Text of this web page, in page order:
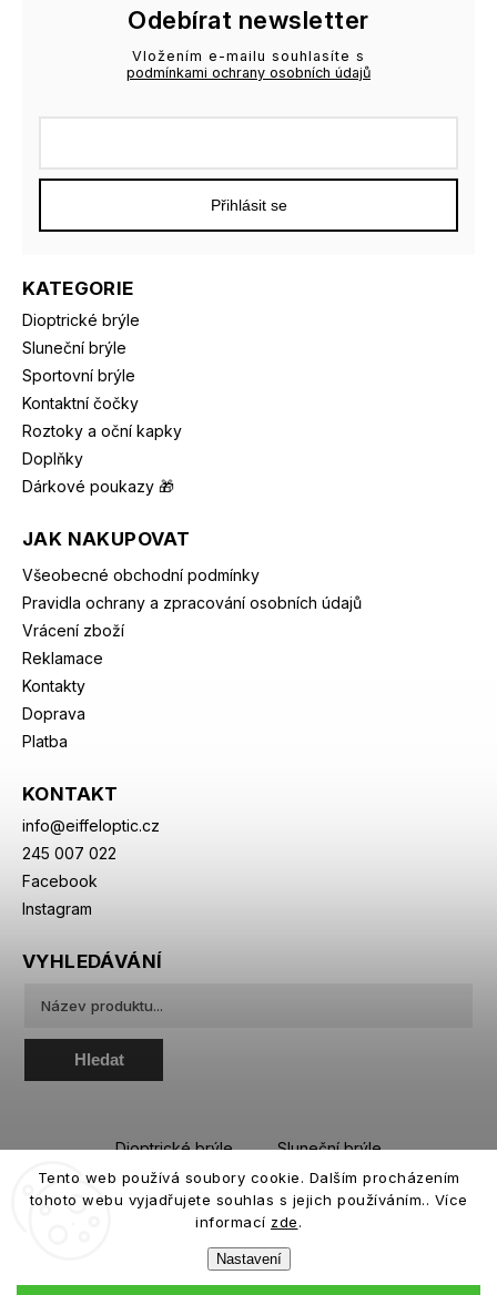
Tento web používá soubory cookie. Dalším procházením
tohoto webu vyjadřujete souhlas s jejich používáním.. Více
informací zde.
Nastavení
KATEGORIE
Dioptrické brýle
Sluneční brýle
Sportovní brýle
Kontaktní čočky
Roztoky a oční kapky
Doplňky
Dárkové poukazy 🎁
JAK NAKUPOVAT
Všeobecné obchodní podmínky
Pravidla ochrany a zpracování osobních údajů
Vrácení zboží
Reklamace
Kontakty
Doprava
Platba
KONTAKT
info@eiffeloptic.cz
245 007 022
Facebook
Instagram
Odebírat newsletter
Vložením e-mailu souhlasíte s
podmínkami ochrany osobních údajů
Přihlásit se
VYHLEDÁVÁNÍ
Hledat
Dioptrické brýle
Sluneční brýle
Sportovní brýle
Kontaktní čočky
Roztoky a oční kapky